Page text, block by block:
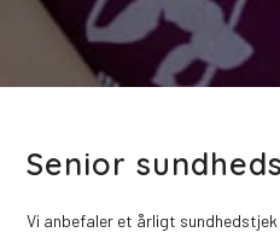
Senior
Vi anbefaler et årligt